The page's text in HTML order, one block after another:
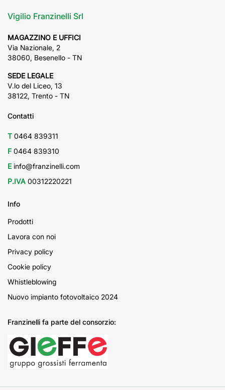
Vigilio Franzinelli Srl
MAGAZZINO E UFFICI
Via Nazionale, 2
38060, Besenello - TN
SEDE LEGALE
V.lo del Liceo, 13
38122, Trento - TN
Contatti
T 0464 839311
F 0464 839310
E info@franzinelli.com
P.IVA 00312220221
Info
Prodotti
Lavora con noi
Privacy policy
Cookie policy
Whistleblowing
Nuovo impianto fotovoltaico 2024
Franzinelli fa parte del consorzio: